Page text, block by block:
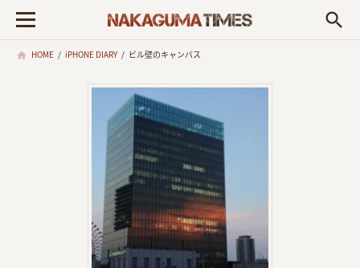
search
HOME / iPHONE DIARY / ビル壁のキャンバス